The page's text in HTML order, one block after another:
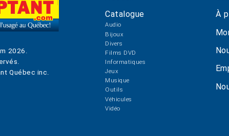
2026
Québec inc.
Catalogue
Audio
Bijoux
Divers
Films DVD
Informatiques
Jeux
Musique
Outils
Véhicules
Vidéo
À